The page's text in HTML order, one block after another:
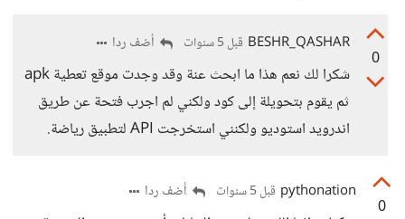
0
BESHR_QASHAR قبل 5 سنوات أضف ردا
شكرا لك نعم هذا ما ابحث عنة وقد وجدت موقع تعطية apk
ثم يقوم بتحويلة إلى كود ولكني لم اجرب فتحة عن طريق
اندرويد استوديو ولكنني استخرجت API لتطبيق رياضة.
0
pythonation قبل 5 سنوات أضف ردا